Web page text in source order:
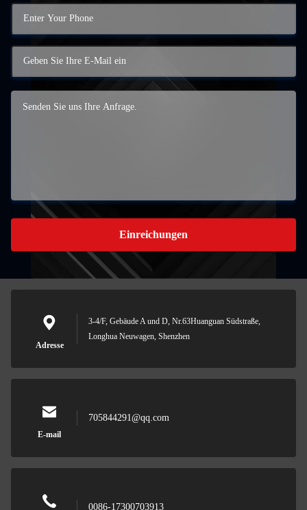
Einreichungen
Adresse
3-4/F, Gebäude A und D, Nr.63Huanguan Südstraße,
Longhua Neuwagen, Shenzhen
E-mail
705844291@qq.com
0086-17300703913